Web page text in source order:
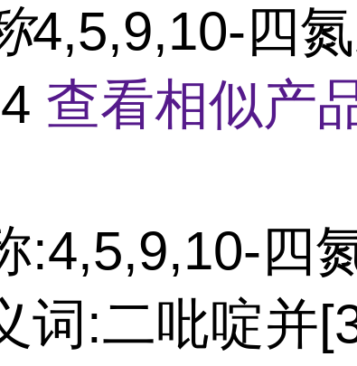
4,5,9,10-四
查看相似产
:4,5,9,10-四
词:二吡啶并